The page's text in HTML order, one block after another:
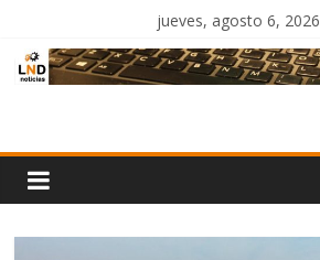
contenido
jueves, agosto 6, 2026
Noticias